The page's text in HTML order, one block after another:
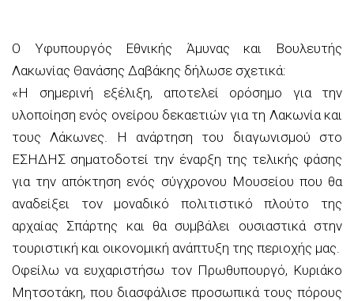
Ο Υφυπουργός Εθνικής Άμυνας και Βουλευτής
Λακωνίας Θανάσης Δαβάκης δήλωσε σχετικά:
«Η σημερινή εξέλιξη, αποτελεί ορόσημο για την
υλοποίηση ενός ονείρου δεκαετιών για τη Λακωνία και
τους Λάκωνες. Η ανάρτηση του διαγωνισμού στο
ΕΣΗΔΗΣ σηματοδοτεί την έναρξη της τελικής φάσης
για την απόκτηση ενός σύγχρονου Μουσείου που θα
αναδείξει τον μοναδικό πολιτιστικό πλούτο της
αρχαίας Σπάρτης και θα συμβάλει ουσιαστικά στην
τουριστική και οικονομική ανάπτυξη της περιοχής μας.
Οφείλω να ευχαριστήσω τον Πρωθυπουργό, Κυριάκο
Μητσοτάκη, που διασφάλισε προσωπικά τους πόρους